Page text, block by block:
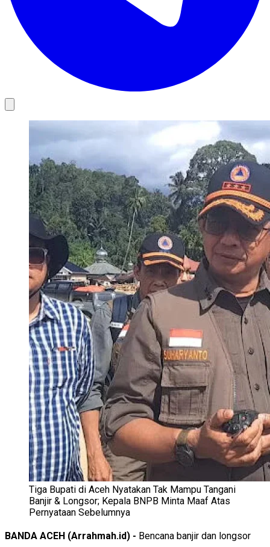
Tiga Bupati di Aceh Nyatakan Tak Mampu Tangani
Banjir & Longsor; Kepala BNPB Minta Maaf Atas
Pernyataan Sebelumnya
BANDA ACEH (Arrahmah.id) - Bencana banjir dan longsor